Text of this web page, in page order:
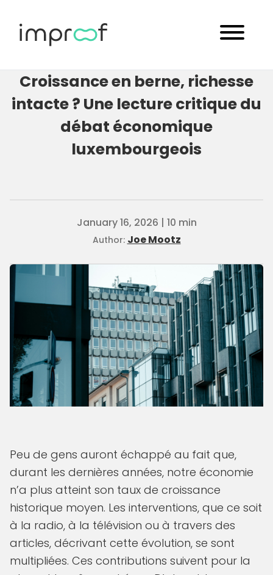
Croissance en berne, richesse
intacte ? Une lecture critique du
débat économique
luxembourgeois
January 16, 2026 | 10 min
Author: Joe Mootz
Peu de gens auront échappé au fait que,
durant les dernières années, notre économie
n’a plus atteint son taux de croissance
historique moyen. Les interventions, que ce soit
à la radio, à la télévision ou à travers des
articles, décrivant cette évolution, se sont
multipliées. Ces contributions suivent pour la